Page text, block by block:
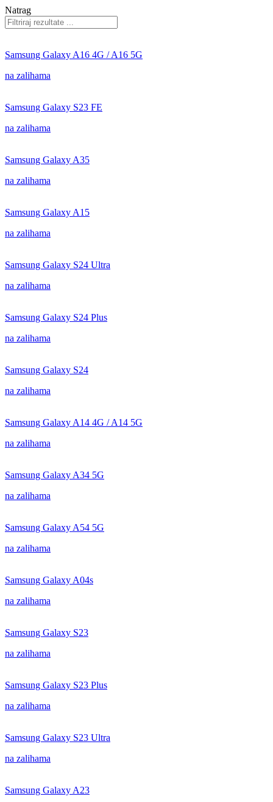
Natrag
Samsung Galaxy A16 4G / A16 5G
na zalihama
Samsung Galaxy S23 FE
na zalihama
Samsung Galaxy A35
na zalihama
Samsung Galaxy A15
na zalihama
Samsung Galaxy S24 Ultra
na zalihama
Samsung Galaxy S24 Plus
na zalihama
Samsung Galaxy S24
na zalihama
Samsung Galaxy A14 4G / A14 5G
na zalihama
Samsung Galaxy A34 5G
na zalihama
Samsung Galaxy A54 5G
na zalihama
Samsung Galaxy A04s
na zalihama
Samsung Galaxy S23
na zalihama
Samsung Galaxy S23 Plus
na zalihama
Samsung Galaxy S23 Ultra
na zalihama
Samsung Galaxy A23